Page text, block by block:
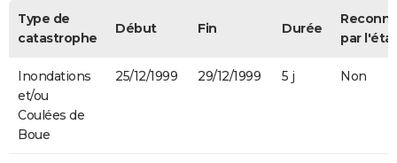
Type de
catastrophe
Début Fin Durée
par l'état
Inondations
et/ou
Coulées de
Boue
25/12/1999 29/12/1999 5 j Non